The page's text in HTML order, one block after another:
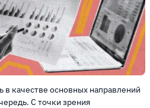
в качестве основных направлений
С точки зрения